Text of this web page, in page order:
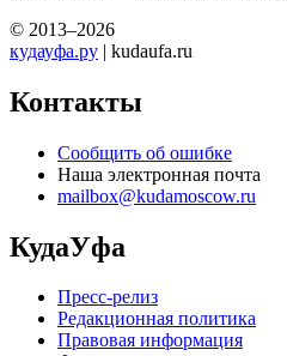
© 2013–2026
кудауфа.ру | kudaufa.ru
Контакты
Сообщить об ошибке
Наша электронная почта
mailbox@kudamoscow.ru
КудаУфа
Пресс-релиз
Редакционная политика
Правовая информация